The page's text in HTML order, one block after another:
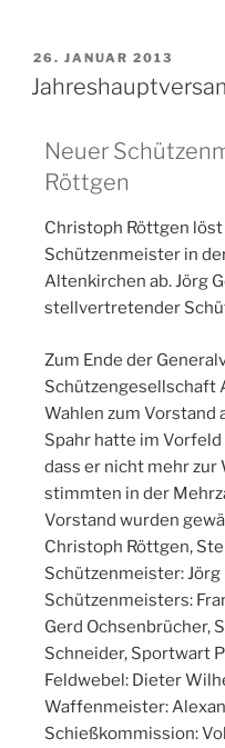
26. JANUAR 2013
Neuer
Röttgen
Christoph Röttgen löst
Schützenmeister in
Altenkirchen ab. Jörg
stellvertretender
Zum Ende der
Schützengesellschaft
Wahlen zum Vorstand
Spahr hatte im
dass er nicht mehr
stimmten in der
Vorstand wurden
Christoph Röttgen,
Schützenmeister:
Schützenmeisters:
Gerd Ochsenbrücher,
Schneider, Sportwart
Feldwebel: Dieter
Waffenmeister:
Schießkommission: